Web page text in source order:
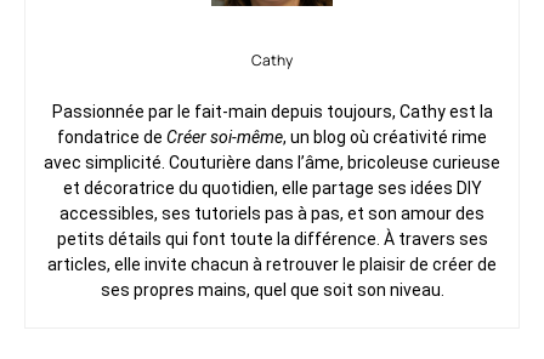
Cathy
Passionnée par le fait-main depuis toujours, Cathy est la
fondatrice de Créer soi-même, un blog où créativité rime
avec simplicité. Couturière dans l’âme, bricoleuse curieuse
et décoratrice du quotidien, elle partage ses idées DIY
accessibles, ses tutoriels pas à pas, et son amour des
petits détails qui font toute la différence. À travers ses
articles, elle invite chacun à retrouver le plaisir de créer de
ses propres mains, quel que soit son niveau.